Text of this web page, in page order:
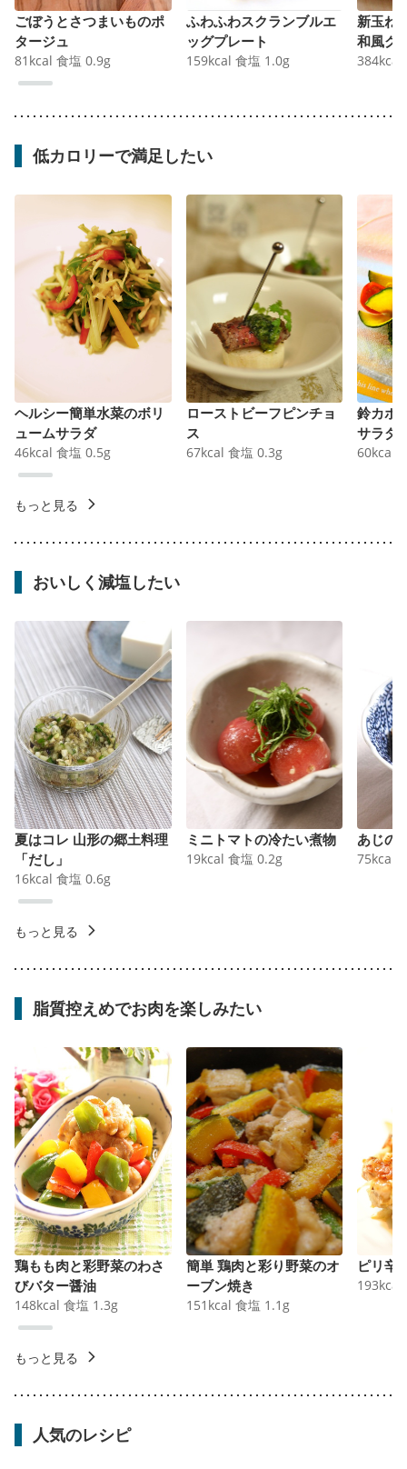
ごぼうとさつまいものポ
タージュ
81 kcal 食塩 0.9g
ふわふわスクランブルエ
ッグプレート
159kcal 食塩 1.0g
新玉ね
和風グ
384kcal
低カロリーで満足したい
ヘルシー簡単水菜のボリ
ュームサラダ
46kcal 食塩 0.5g
ローストビーフピンチョ
ス
67kcal 食塩 0.3g
鈴カボ
サラダ
60kcal
もっと見る
おいしく減塩したい
夏はコレ 山形の郷土料理
「だし」
16kcal 食塩 0.6g
ミニトマトの冷たい煮物
19kcal 食塩 0.2g
あじの
75kcal
もっと見る
脂質控えめでお肉を楽しみたい
鶏もも肉と彩野菜のわさ
びバター醤油
148kcal 食塩 1.3g
簡単 鶏肉と彩り野菜のオ
ーブン焼き
151 kcal 食塩 1.1 g
ピリ辛
193kcal
もっと見る
人気のレシピ